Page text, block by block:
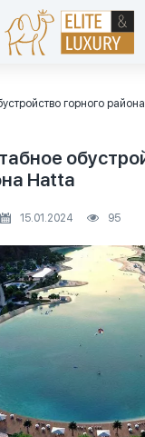
горного
Hatta
15.01.2024 95